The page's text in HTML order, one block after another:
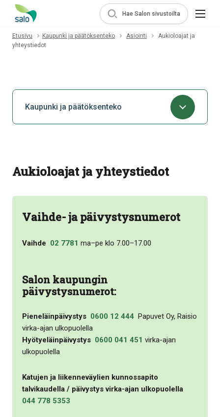
Hae Salon sivustoilta
Etusivu Kaupunki ja päätöksenteko Asiointi
Aukioloajat ja
yhteystiedot
Kaupunki ja päätöksenteko
Aukioloajat ja yhteystiedot
Vaihde- ja päivystysnumerot
Vaihde 02 7781 ma–pe klo 7.00–17.00
Salon kaupungin
päivystysnumerot:
Pieneläinpäivystys 0600 12 444 Papuvet Oy, Raisio
virka-ajan ulkopuolella
Hyötyeläinpäivystys 0600 041 451 virka-ajan
ulkopuolella
Katujen ja liikenneväylien kunnossapito
talvikaudella / päivystys virka-ajan ulkopuolella
044 778 5353